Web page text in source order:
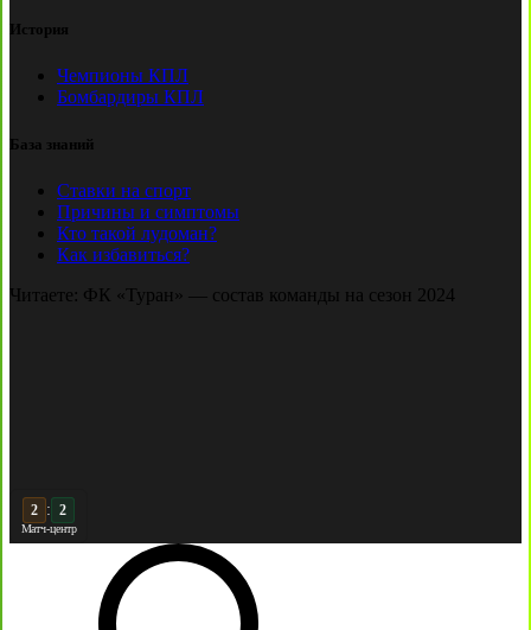
История
Чемпионы КПЛ
Бомбардиры КПЛ
База знаний
Ставки на спорт
Причины и симптомы
Кто такой лудоман?
Как избавиться?
Читаете: ФК «Туран» — состав команды на сезон 2024
: 2
Матч-центр